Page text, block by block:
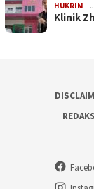
HUKRIM
Klinik